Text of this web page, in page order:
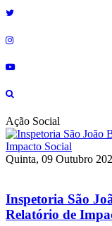
Ação Social
Quinta, 09 Outubro
Inspetoria São
Relatório de